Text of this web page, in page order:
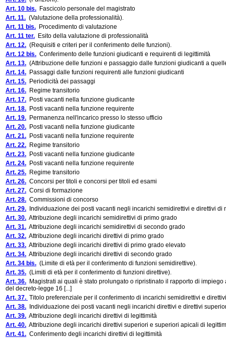
Art. 10 bis. Fascicolo personale del magistrato
Art. 11. (Valutazione della professionalità).
Art. 11 bis. Procedimento di valutazione
Art. 11 ter. Esito della valutazione di professionalità
Art. 12. (Requisiti e criteri per il conferimento delle funzioni).
Art. 12 bis. Conferimento delle funzioni giudicanti e requirenti di legittimità
Art. 13. (Attribuzione delle funzioni e passaggio dalle funzioni giudicanti a
Art. 14. Passaggi dalle funzioni requirenti alle funzioni giudicanti
Art. 15. Periodicità dei passaggi
Art. 16. Regime transitorio
Art. 17. Posti vacanti nella funzione giudicante
Art. 18. Posti vacanti nella funzione requirente
Art. 19. Permanenza nell'incarico presso lo stesso ufficio
Art. 20. Posti vacanti nella funzione giudicante
Art. 21. Posti vacanti nella funzione requirente
Art. 22. Regime transitorio
Art. 23. Posti vacanti nella funzione giudicante
Art. 24. Posti vacanti nella funzione requirente
Art. 25. Regime transitorio
Art. 26. Concorsi per titoli e concorsi per titoli ed esami
Art. 27. Corsi di formazione
Art. 28. Commissioni di concorso
Art. 29. Individuazione dei posti vacanti negli incarichi semidirettivi e direttivi di
Art. 30. Attribuzione degli incarichi semidirettivi di primo grado
Art. 31. Attribuzione degli incarichi semidirettivi di secondo grado
Art. 32. Attribuzione degli incarichi direttivi di primo grado
Art. 33. Attribuzione degli incarichi direttivi di primo grado elevato
Art. 34. Attribuzione degli incarichi direttivi di secondo grado
Art. 34 bis. (Limite di età per il conferimento di funzioni semidirettive).
Art. 35. (Limiti di età per il conferimento di funzioni direttive).
Art. 36. Magistrati ai quali è stato prolungato o ripristinato il rapporto di
del decreto-legge 16 [...]
Art. 37. Titolo preferenziale per il conferimento di incarichi semidirettivi e
Art. 38. Individuazione dei posti vacanti negli incarichi direttivi e direttivi
Art. 39. Attribuzione degli incarichi direttivi di legittimità
Art. 40. Attribuzione degli incarichi direttivi superiori e superiori apicali di
Art. 41. Conferimento degli incarichi direttivi di legittimità